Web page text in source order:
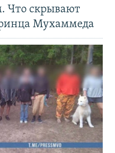
Что скрывают
Мухаммеда